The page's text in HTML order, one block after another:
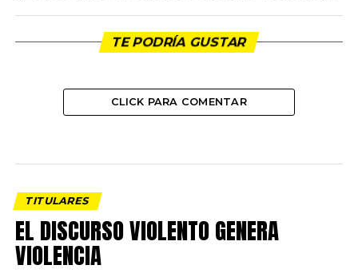
TE PODRÍA GUSTAR
CLICK PARA COMENTAR
TITULARES
EL DISCURSO VIOLENTO GENERA
VIOLENCIA